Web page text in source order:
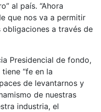
al país. “Ahora
que nos va a permitir
a través de
Presidencial de fondo,
“fe en la
de levantarnos y
de nuestras
industria, el